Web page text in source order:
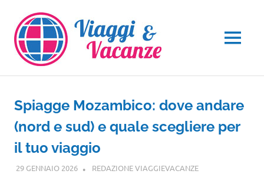
contenuto
MENU
Spiagge Mozambico: dove andare
(nord e sud) e quale scegliere per
il tuo viaggio
29 GENNAIO 2026 REDAZIONE VIAGGIEVACANZEGUIDE